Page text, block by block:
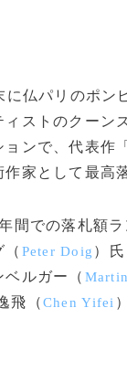
仏パリのポン
ィストのクーン
ンで、代表作
家として最高
間での落札額ラ
（ Peter Doig ）
ルガー（
飛（Chen Yifei